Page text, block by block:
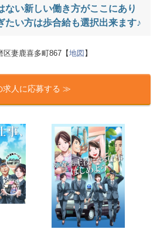
ない新しい働き方がここにあり
たい方は歩合給も選択出来ます♪
区妻鹿喜多町867【地図】
求人に応募する ≫